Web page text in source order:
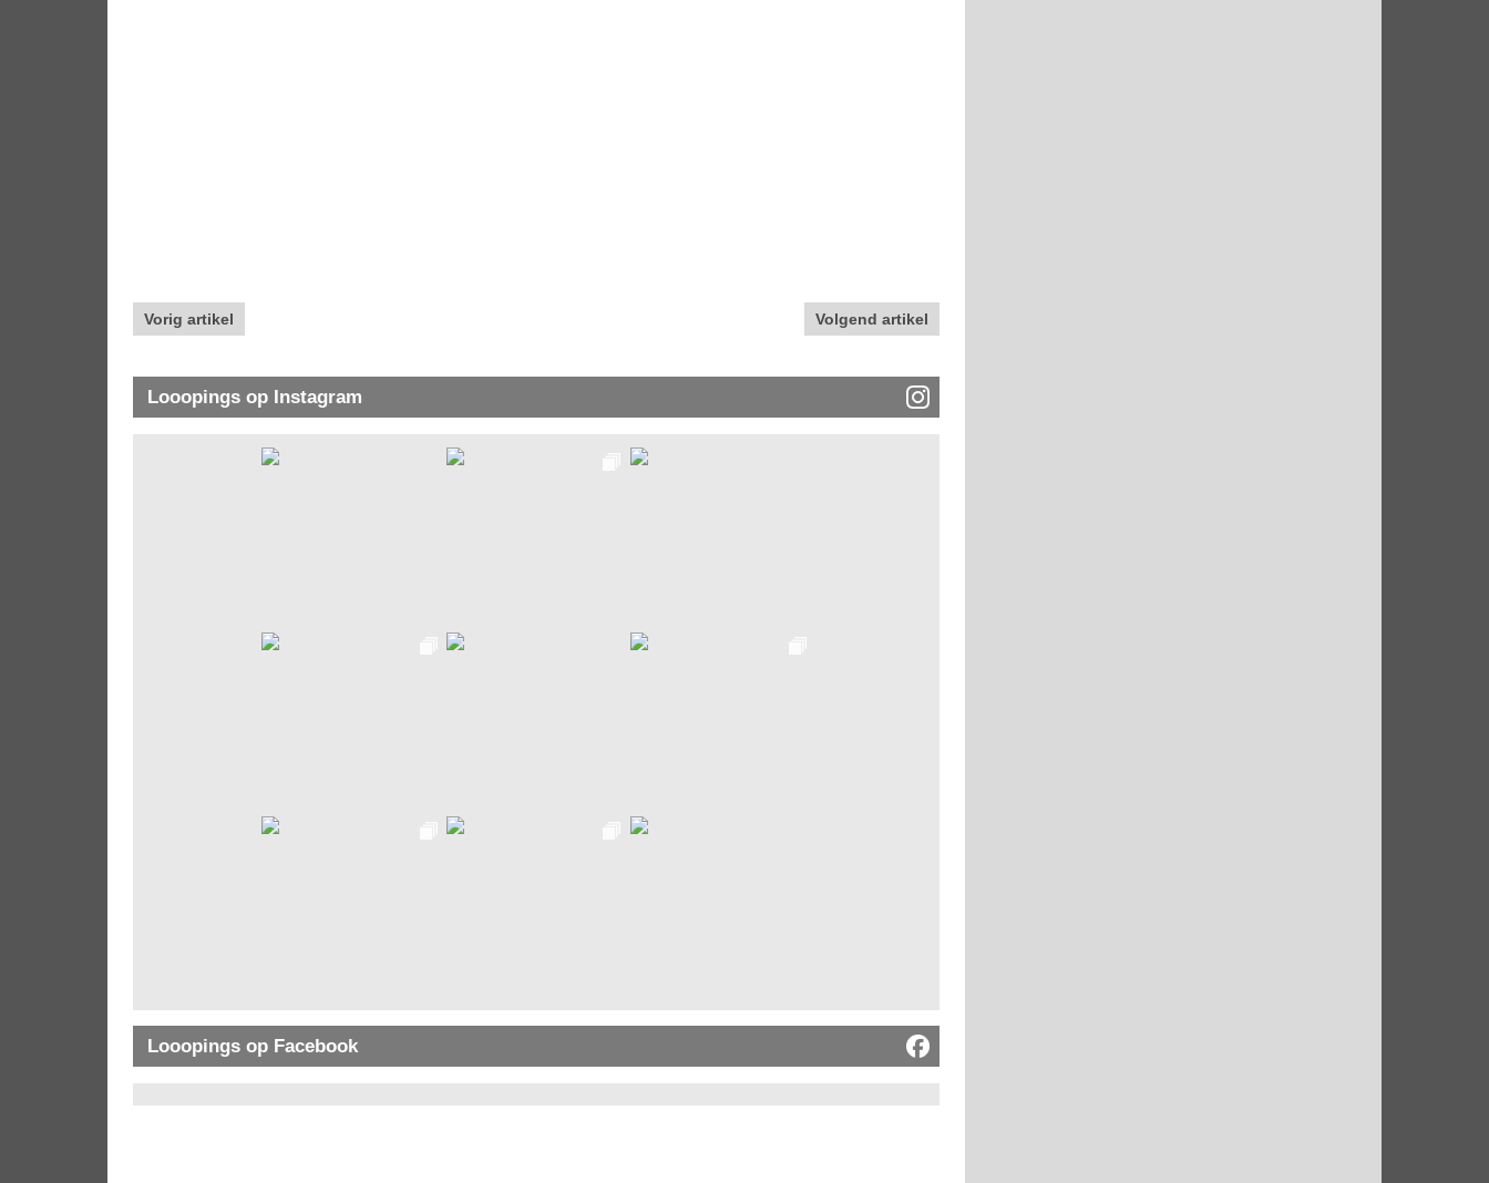
Vorig artikel Volgend artikel
Looopings op Instagram
Looopings op Facebook